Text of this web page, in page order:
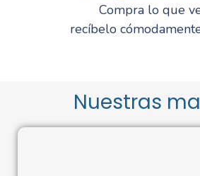
Compra lo que
recíbelo
Nuestras